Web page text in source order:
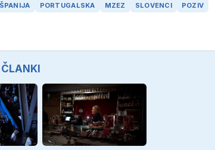
ŠPANIJA PORTUGALSKA MZEZ SLOVENCI POZIV